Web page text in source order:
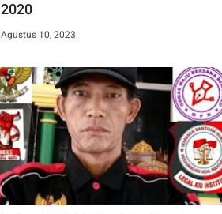
2020
Agustus 10, 2023